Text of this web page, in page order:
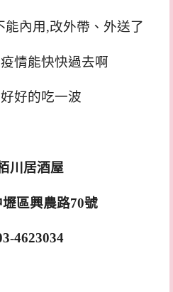
能內用,改外帶 、 外送了
情能快快過去啊
好的吃一波
川居酒屋
區興農路70號
4623034